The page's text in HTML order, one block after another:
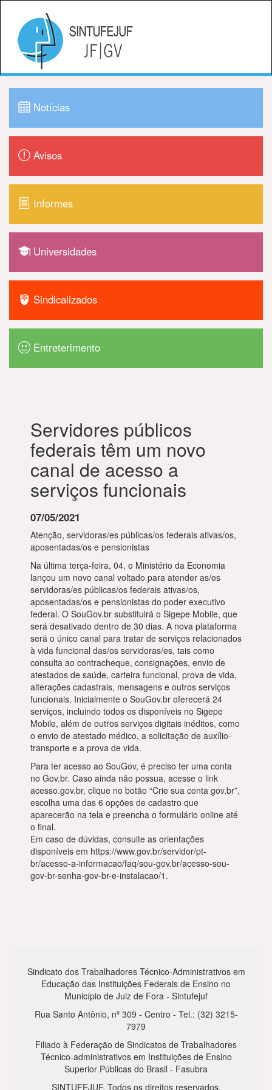
Notícias
Avisos
Informes
Universidades
Sindicalizados
Entreterimento
Servidores públicos
federais têm um novo
canal de acesso a
serviços funcionais
07/05/2021
Atenção, servidoras/es públicas/os federais ativas/os,
aposentadas/os e pensionistas
Na última terça-feira, 04, o Ministério da Economia
lançou um novo canal voltado para atender as/os
servidoras/es públicas/os federais ativas/os,
aposentadas/os e pensionistas do poder executivo
federal. O SouGov.br substituirá o Sigepe Mobile, que
será desativado dentro de 30 dias. A nova plataforma
será o único canal para tratar de serviços relacionados
à vida funcional das/os servidoras/es, tais como
consulta ao contracheque, consignações, envio de
atestados de saúde, carteira funcional, prova de vida,
alterações cadastrais, mensagens e outros serviços
funcionais. Inicialmente o SouGov.br oferecerá 24
serviços, incluindo todos os disponíveis no Sigepe
Mobile, além de outros serviços digitais inéditos, como
o envio de atestado médico, a solicitação de auxílio-
transporte e a prova de vida.
Para ter acesso ao SouGov, é preciso ter uma conta
no Gov.br. Caso ainda não possua, acesse o link
acesso.gov.br, clique no botão “Crie sua conta gov.br”,
escolha uma das 6 opções de cadastro que
aparecerão na tela e preencha o formulário online até
o final.
Em caso de dúvidas, consulte as orientações
disponíveis em https://www.gov.br/servidor/pt-
br/acesso-a-informacao/faq/sou-gov.br/acesso-sou-
gov-br-senha-gov-br-e-instalacao/1.
Sindicato dos Trabalhadores Técnico-Administrativos em
Educação das Instituições Federais de Ensino no
Município de Juiz de Fora - Sintufejuf
Rua Santo Antônio, nº 309 - Centro - Tel.: (32) 3215-
7979
Filiado à Federação de Sindicatos de Trabalhadores
Técnico-administrativos em Instituições de Ensino
Superior Públicas do Brasil - Fasubra
SINTUFEJUF. Todos os direitos reservados.